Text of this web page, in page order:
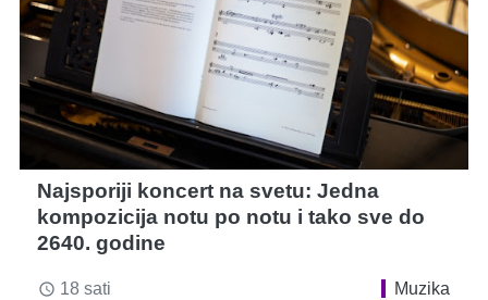
Najsporiji koncert na svetu: Jedna
kompozicija notu po notu i tako sve do
2640. godine
access_time 18 sati Muzika